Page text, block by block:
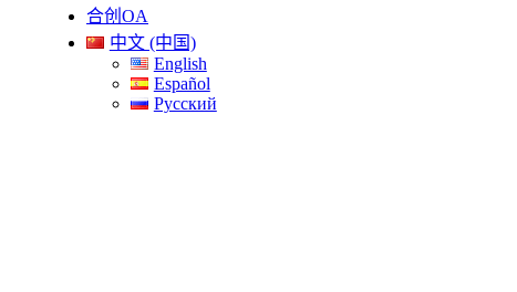
合创OA
中文 (中国)
English
Español
Русский